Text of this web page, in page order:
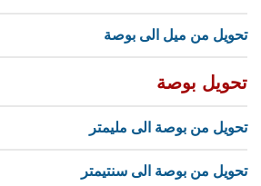
تحويل من ميل الى بوصة
تحويل بوصة
تحويل من بوصة الى مليمتر
تحويل من بوصة الى سنتيمتر